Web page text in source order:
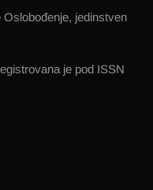
jedinstven
je pod ISSN